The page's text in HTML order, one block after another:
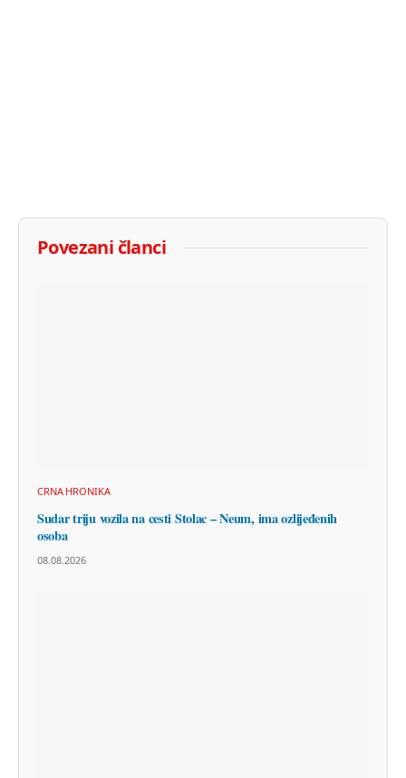
Povezani članci
CRNA HRONIKA
Sudar triju vozila na cesti Stolac – Neum, ima ozlijeđenih
osoba
08.08.2026